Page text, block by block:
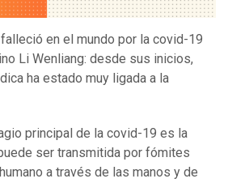
en el mundo por la covid-19
Li Wenliang: desde sus inicios,
ha estado muy ligada a la
principal de la covid-19 es la
ser transmitida por fómites
a través de las manos y de